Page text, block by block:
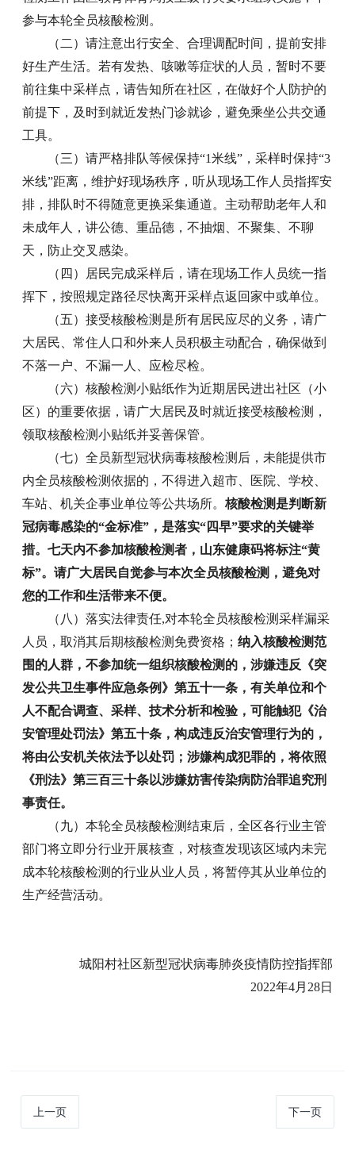
参与本轮全员核酸检测。
（二）请注意出行安全、合理调配时间，提前安排
好生产生活。若有发热、咳嗽等症状的人员，暂时不要
前往集中采样点，请告知所在社区，在做好个人防护的
前提下，及时到就近发热门诊就诊，避免乘坐公共交通
工具。
（三）请严格排队等候保持“1米线”，采样时保持“3
米线”距离，维护好现场秩序，听从现场工作人员指挥安
排，排队时不得随意更换采集通道。主动帮助老年人和
未成年人，讲公德、重品德，不抽烟、不聚集、不聊
天，防止交叉感染。
（四）居民完成采样后，请在现场工作人员统一指
挥下，按照规定路径尽快离开采样点返回家中或单位。
（五）接受核酸检测是所有居民应尽的义务，请广
大居民、常住人口和外来人员积极主动配合，确保做到
不落一户、不漏一人、应检尽检。
（六）核酸检测小贴纸作为近期居民进出社区（小
区）的重要依据，请广大居民及时就近接受核酸检测，
领取核酸检测小贴纸并妥善保管。
（七）全员新型冠状病毒核酸检测后，未能提供市
内全员核酸检测依据的，不得进入超市、医院、学校、
车站、机关企事业单位等公共场所。核酸检测是判断新
冠病毒感染的“金标准”，是落实“四早”要求的关键举
措。七天内不参加核酸检测者，山东健康码将标注“黄
标”。请广大居民自觉参与本次全员核酸检测，避免对
您的工作和生活带来不便。
（八）落实法律责任,对本轮全员核酸检测采样漏采
人员，取消其后期核酸检测免费资格；纳入核酸检测范
围的人群，不参加统一组织核酸检测的，涉嫌违反《突
发公共卫生事件应急条例》第五十一条，有关单位和个
人不配合调查、采样、技术分析和检验，可能触犯《治
安管理处罚法》第五十条，构成违反治安管理行为的，
将由公安机关依法予以处罚；涉嫌构成犯罪的，将依照
《刑法》第三百三十条以涉嫌妨害传染病防治罪追究刑
事责任。
（九）本轮全员核酸检测结束后，全区各行业主管
部门将立即分行业开展核查，对核查发现该区域内未完
成本轮核酸检测的行业从业人员，将暂停其从业单位的
生产经营活动。
城阳村社区新型冠状病毒肺炎疫情防控指挥部
2022年4月28日
上一页 下一页